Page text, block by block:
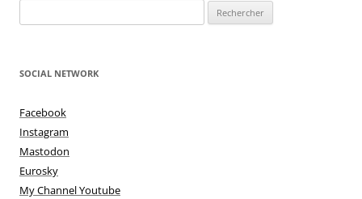
SOCIAL NETWORK
Facebook
Instagram
Mastodon
Eurosky
My Channel Youtube